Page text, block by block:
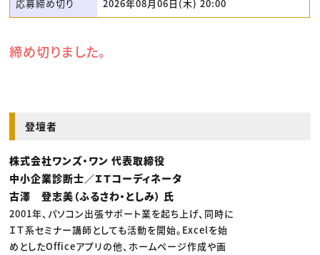
応募締め切り 2026年08月06日(木) 20:00
締め切りました。
登壇者
株式会社ワンズ・ワン 代表取締役
中小企業診断士／ＩＴコーディネータ
古澤 登志美（ふるさわ・としみ） 氏
2001年、パソコン出張サポート業を起ち上げ、同時に
ＩＴ系セミナー講師としても活動を開始。Excelを始
めとしたOfficeアプリの他、ホームページ作成や画